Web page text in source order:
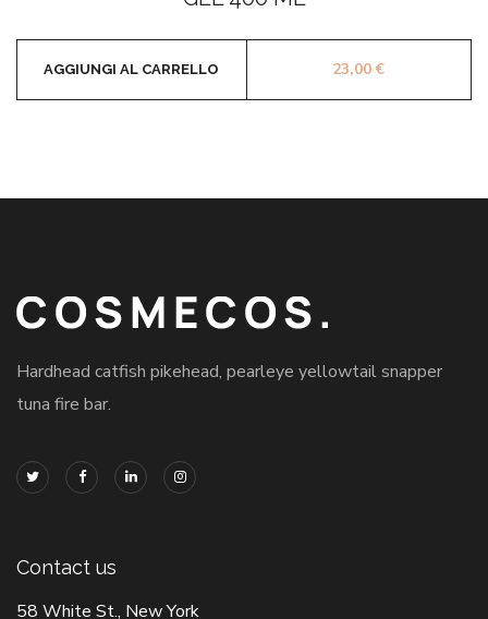
23,00€
AGGIUNGI AL CARRELLO
Hardhead catfish pikehead, pearleye yellowtail snapper
tuna fire bar.
Contact us
58 White St., New York